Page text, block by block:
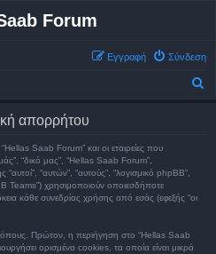
Forum
Σύνδεση
Εγγραφή
απορρήτου
Saab Forum” και οι εταιρείες που
“δικό μας”, “Hellas Saab Forum”,
“αυτών”, “αυτούς”, “λογισμικό phpBB”,
Teams”) χρησιμοποιούν οποιεσδήποτε
κάθε συνεδρίας χρήσης από εσάς (εφεξής “οι
Πρώτον, η περιήγηση στο “Hellas Saab
ορισμένα cookies, τα οποία είναι μικρά